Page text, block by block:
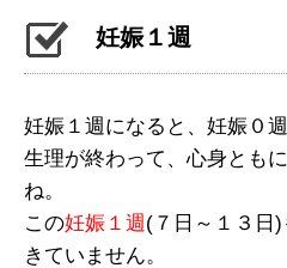
妊娠１週
妊娠１週になると、妊娠０
生理が終わって、心身とも
ね。
この妊娠１週(７日～１３日
きていません。